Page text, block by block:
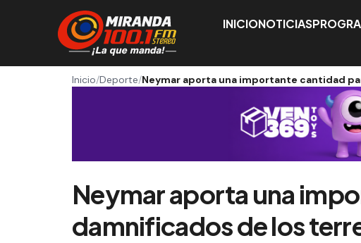
INICIONOTICIAS
Inicio/Deporte/Neymar aporta una importante cantidad
Neymar aporta una
damnificados de los